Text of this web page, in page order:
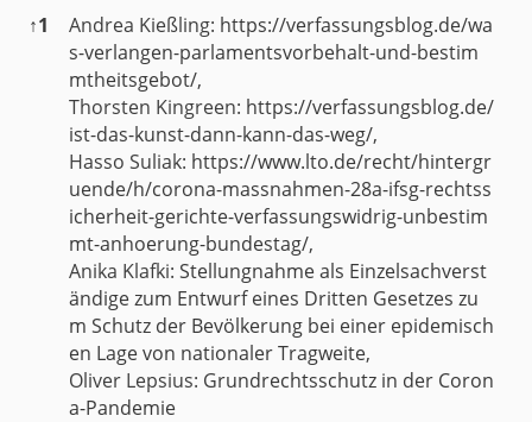
References
↑1 Andrea Kießling: https://verfassungsblog.de/wa
s-verlangen-parlamentsvorbehalt-und-bestim
mtheitsgebot/,
Thorsten Kingreen: https://verfassungsblog.de/
ist-das-kunst-dann-kann-das-weg/,
Hasso Suliak: https://www.lto.de/recht/hintergr
uende/h/corona-massnahmen-28a-ifsg-rechtss
icherheit-gerichte-verfassungswidrig-unbestim
mt-anhoerung-bundestag/,
Anika Klafki:Stellungnahme als Einzelsachverst
ändige zum Entwurf eines Dritten Gesetzes zu
m Schutz der Bevölkerung bei einer epidemisch
en Lage von nationaler Tragweite,
Oliver Lepsius: Grundrechtsschutz in der Coron
a-Pandemie